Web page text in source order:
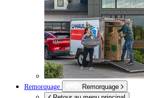
Remorquage
Remorquage